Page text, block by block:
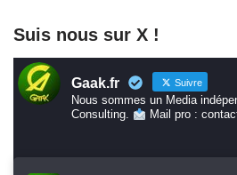
Suis nous sur X !
Gaak.fr Suivre
Nous sommes un Media
Consulting.
Mail pro :